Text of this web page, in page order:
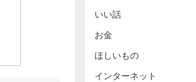
いい話
お金
ほしいもの
インターネット